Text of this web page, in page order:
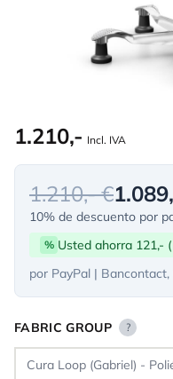
1.210,- Incl. IVA
1.210,- €
10% de descuento por
% Usted ahorra 121,-
por PayPal |
FABRIC GROUP ?